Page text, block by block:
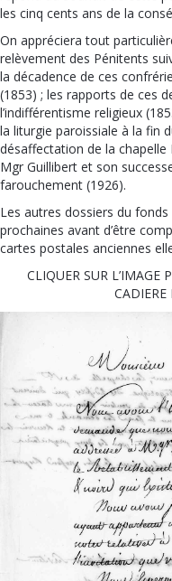
les cinq cents ans de la
On appréciera tout
relèvement des Pénitents
la décadence de ces
(1853) ; les rapports de ces
l’indifférentisme religieux
la liturgie paroissiale à la fin
désaffectation de la
Mgr Guillibert et son
farouchement (1926).
Les autres dossiers du
prochaines avant d’être
cartes postales anciennes
CLIQUER SUR L’IMAGE
CADIERE